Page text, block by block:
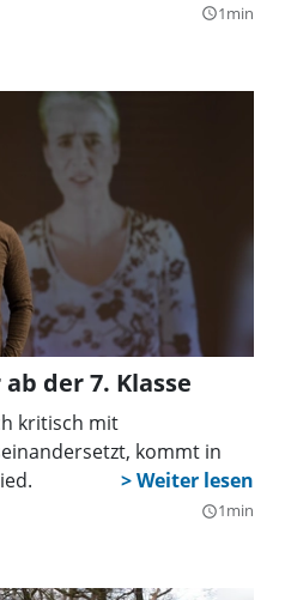
query_builder1min
der 7. Klasse
kritisch mit
kommt in
query_builder1min